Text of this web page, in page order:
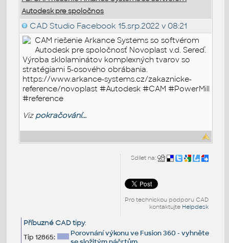
Autodesk pre spoločnos
CAD Studio Facebook 15.srp.2022 v 08:21
CAM riešenie Arkance Systems so softvérom
Autodesk pre spoločnosť Novoplast v.d. Sereď.
Výroba sklolaminátov komplexných tvarov so
stratégiami 5-osového obrábania.
https://www.arkance-systems.cz/zakaznicke-
reference/novoplast #Autodesk #CAM #PowerMill
#reference
Viz pokračování...
Sdílet na:
Pro technickou podporu CAD
kontaktujte Helpdesk
Příbuzné CAD tipy:
Tip 12865:
Porovnání výkonu ve Fusion 360 - vyhněte